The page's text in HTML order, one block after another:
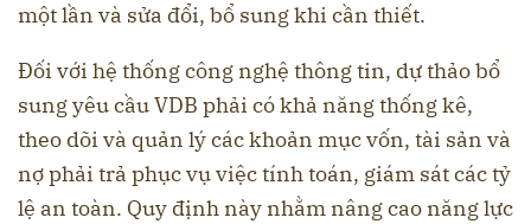
một lần và sửa đổi, bổ sung khi cần thiết.
Đối với hệ thống công nghệ thông tin, dự thảo bổ
sung yêu cầu VDB phải có khả năng thống kê,
theo dõi và quản lý các khoản mục vốn, tài sản và
nợ phải trả phục vụ việc tính toán, giám sát các tỷ
lệ an toàn. Quy định này nhằm nâng cao năng lực